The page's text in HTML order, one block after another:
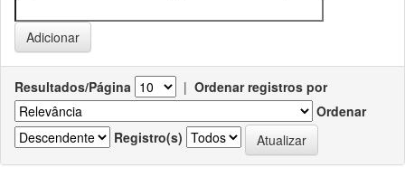
Resultados/Página | Ordenar registros por
Ordenar
Registro(s)